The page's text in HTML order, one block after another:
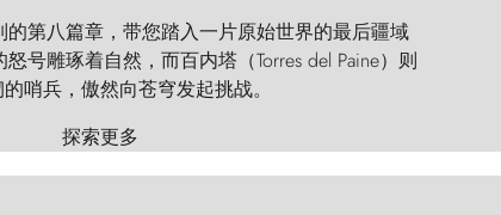
的第八篇章，带您踏入一片原始世界的最后疆域
号雕琢着自然，而百内塔（Torres del Paine）则
哨兵，傲然向苍穹发起挑战。
探索更多